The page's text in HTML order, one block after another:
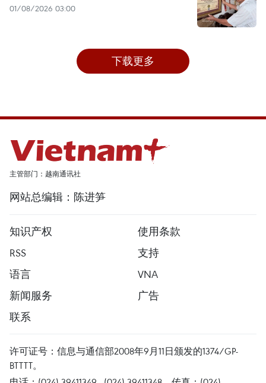
01/08/2026 03:00
下载更多
主管部门：越南通讯社
网站总编辑：陈进笋
知识产权
使用条款
RSS
支持
语言
VNA
新闻服务
广告
联系
许可证号：信息与通信部2008年9月11日颁发的1374/GP-
BTTTT。